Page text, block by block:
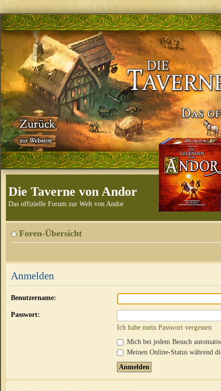
Die Taverne von Andor
Das offizielle Forum zur Welt von Andor
Foren-Übersicht
Anmelden
Benutzername:
Passwort:
Ich habe mein Passwort vergessen
Mich bei jedem Besuch
Meinen Online-Status während